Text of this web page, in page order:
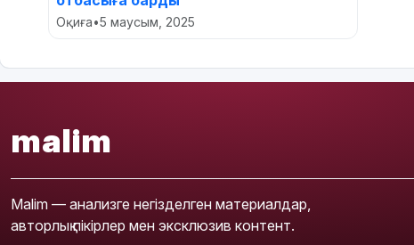
Оқиға•5 маусым, 2025
malim
Malim — анализге негізделген материалдар,
авторлық пікірлер мен эксклюзив контент.